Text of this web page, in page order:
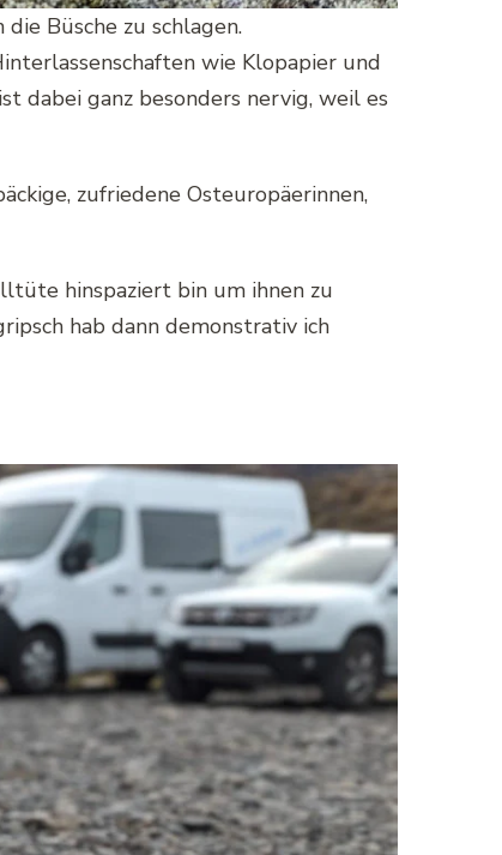
Büsche zu schlagen.
wie Klopapier und
dabei ganz besonders nervig, weil es
zufriedene Osteuropäerinnen,
hinspaziert bin um ihnen zu
hab dann demonstrativ ich